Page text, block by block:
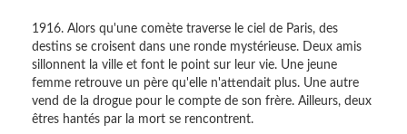
1916. Alors qu'une comète traverse le ciel de Paris, des
destins se croisent dans une ronde mystérieuse. Deux amis
sillonnent la ville et font le point sur leur vie. Une jeune
femme retrouve un père qu'elle n'attendait plus. Une autre
vend de la drogue pour le compte de son frère. Ailleurs, deux
êtres hantés par la mort se rencontrent.